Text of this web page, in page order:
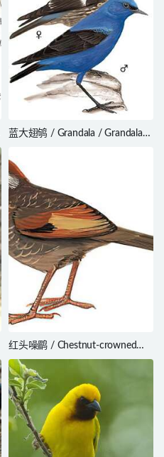
蓝大翅鸲 / Grandala / Grandala
红头噪鹛 / Chestnut-crowned
Laughingthrush / Trochalopteron
erythrocephalum